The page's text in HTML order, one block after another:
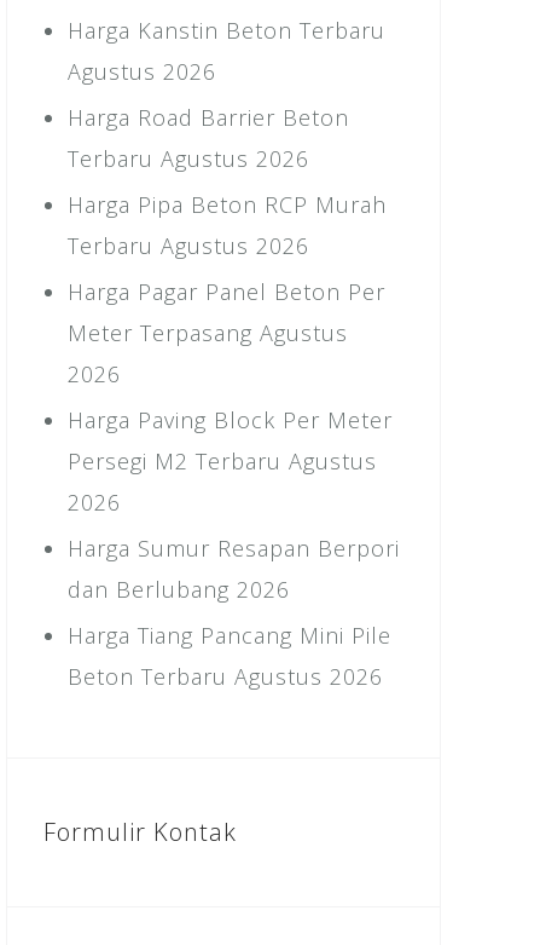
Harga Kanstin Beton Terbaru
Agustus 2026
Harga Road Barrier Beton
Terbaru Agustus 2026
Harga Pipa Beton RCP Murah
Terbaru Agustus 2026
Harga Pagar Panel Beton Per
Meter Terpasang Agustus
2026
Harga Paving Block Per Meter
Persegi M2 Terbaru Agustus
2026
Harga Sumur Resapan Berpori
dan Berlubang 2026
Harga Tiang Pancang Mini Pile
Beton Terbaru Agustus 2026
Formulir Kontak